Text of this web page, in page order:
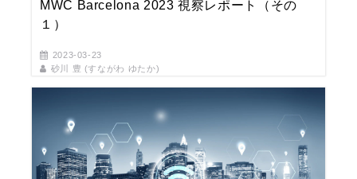
MWC Barcelona 2023 視察レポート（その
１）
2023-03-23
砂川 豊 (すながわ ゆたか)